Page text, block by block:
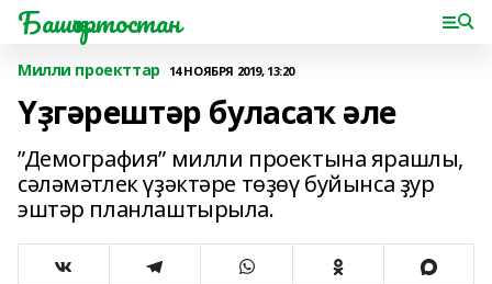
Башҡортостан
Милли проекттар 14 НОЯБРЯ 2019, 13:20
Үҙгәрештәр буласаҡ әле
”Демография” милли проектына ярашлы,
сәләмәтлек үҙәктәре төҙөү буйынса ҙур
эштәр планлаштырыла.